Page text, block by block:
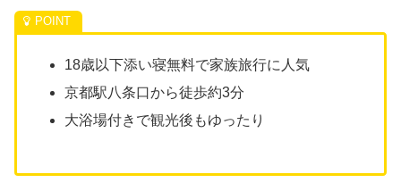
18歳以下添い寝無料で家族旅行に人気
京都駅八条口から徒歩約3分
大浴場付きで観光後もゆったり